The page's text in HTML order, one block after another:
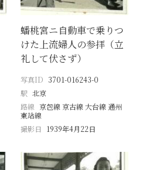
蟠桃宮ニ自動車で乗りつ
けた上流婦人の参拝（立
礼して伏さず）
写真ID 3701-016243-0
駅 北京
路線 京包線 京古線 大台線 通州
東站線
撮影日
1939年4月22日